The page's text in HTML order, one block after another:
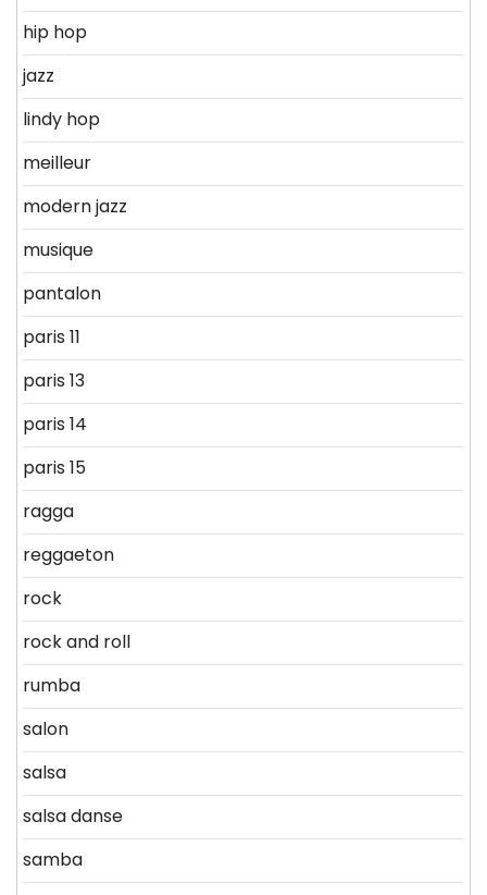
hip hop
jazz
lindy hop
meilleur
modern jazz
musique
pantalon
paris 11
paris 13
paris 14
paris 15
ragga
reggaeton
rock
rock and roll
rumba
salon
salsa
salsa danse
samba